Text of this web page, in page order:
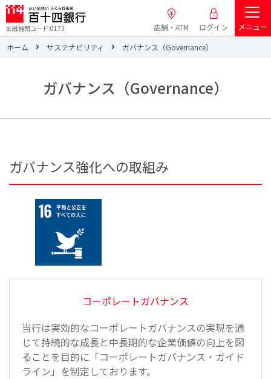
金融機関コード:0173 店舗・ATM ログイン
メニュー
ホーム
サステナビリティ ガバナンス（Governance）
ガバナンス（Governance）
ガバナンス強化への取組み
コーポレートガバナンス
当行は実効的なコーポレートガバナンスの実現を通
じて持続的な成長と中長期的な企業価値の向上を図
ることを目的に「コーポレートガバナンス・ガイド
ライン」を制定しております。